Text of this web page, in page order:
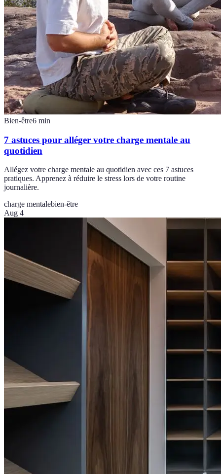
Bien-être6 min
7 astuces pour alléger votre charge mentale au
quotidien
Allégez votre charge mentale au quotidien avec ces 7 astuces
pratiques. Apprenez à réduire le stress lors de votre routine
journalière.
charge mentalebien-être
Aug 4